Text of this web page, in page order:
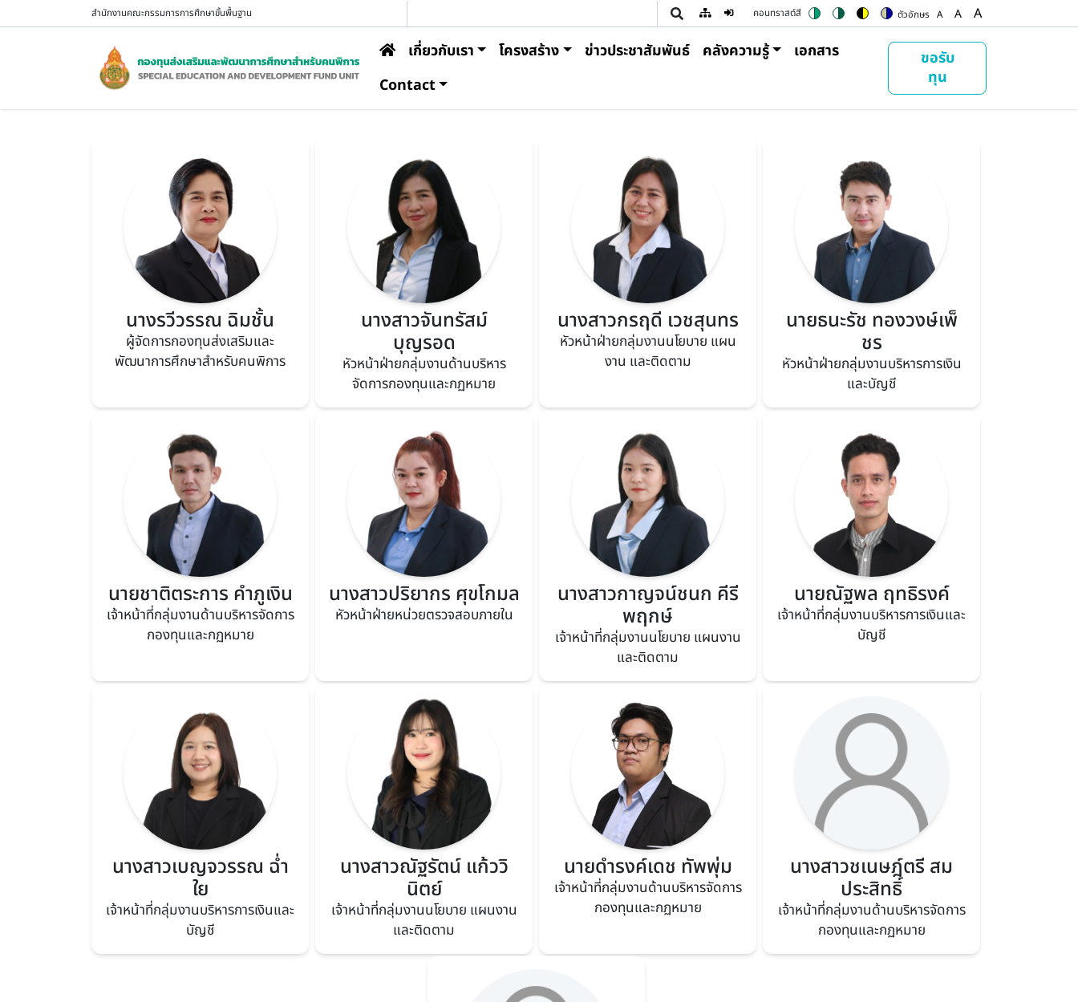
ข้ามไปยังเนื้อหาหลักสำนักงานคณะกรรมการการศึกษาขั้นพื้นฐาน User account menu
คอนทราสต์สี
Switch to color theme
Switch to high contrast theme
Switch to high visibility theme
Switch to soft theme
ตัวอักษร A
Set font size to 100%
A
Set font size to 125%
A
Set font size to
Main navigation
เกี่ยวกับเรา โครงสร้าง ข่าวประชาสัมพันธ์ คลังความรู้
เอกสาร
Contact
ขอรับ
ทุน
นางรวีวรรณ ฉิมชั้น
ผู้จัดการกองทุนส่งเสริมและ
พัฒนาการศึกษาสำหรับคนพิการ
นางสาวจันทรัสม์
บุญรอด
หัวหน้าฝ่ายกลุ่มงานด้านบริหาร
จัดการกองทุนและกฏหมาย
นางสาวกรฤดี เวชสุนทร
หัวหน้าฝ่ายกลุ่มงานนโยบาย แผน
งาน และติดตาม
นายธนะรัช ทองวงษ์เพ็
ชร
หัวหน้าฝ่ายกลุ่มงานบริหารการเงิน
และบัญชี
นายชาติตระการ คำภูเงิน
เจ้าหน้าที่กลุ่มงานด้านบริหารจัดการ
กองทุนและกฏหมาย
นางสาวปริยากร ศุขโกมล
หัวหน้าฝ่ายหน่วยตรวจสอบภายใน
นางสาวกาญจน์ชนก คีรี
พฤกษ์
เจ้าหน้าที่กลุ่มงานนโยบาย แผนงาน
และติดตาม
นายณัฐพล ฤทธิรงค์
เจ้าหน้าที่กลุ่มงานบริหารการเงินและ
บัญชี
นางสาวเบญจวรรณ ฉ่ำ
ใย
เจ้าหน้าที่กลุ่มงานบริหารการเงินและ
บัญชี
นางสาวณัฐรัตน์ แก้ววิ
นิตย์
เจ้าหน้าที่กลุ่มงานนโยบาย แผนงาน
และติดตาม
นายดำรงค์เดช ทัพพุ่ม
เจ้าหน้าที่กลุ่มงานด้านบริหารจัดการ
กองทุนและกฏหมาย
นางสาวชเนษฎ์ตรี สม
ประสิทธิ์
เจ้าหน้าที่กลุ่มงานด้านบริหารจัดการ
กองทุนและกฏหมาย